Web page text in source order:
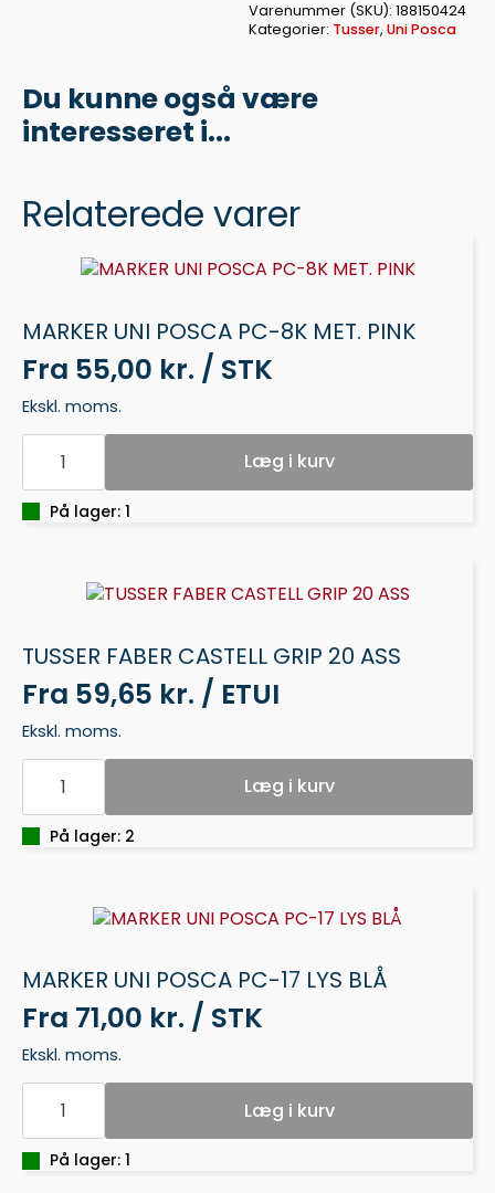
Varenummer (SKU): 188150424
Kategorier: Tusser, Uni Posca
Du kunne også være
interesseret i...
Relaterede varer
MARKER UNI POSCA PC-8K MET. PINK
Fra 55,00 kr. / STK
Ekskl. moms.
MARKER
POSCA
PC-
Læg i kurv
På lager: 1
TUSSER FABER CASTELL GRIP 20 ASS
Fra 59,65 kr. / ETUI
Ekskl. moms.
TUSSER
FABER
CASTELL
GRIP
Læg i kurv
På lager: 2
MARKER UNI POSCA PC-17 LYS BLÅ
Fra 71,00 kr. / STK
Ekskl. moms.
MARKER
POSCA
PC-
17
LYS
Læg i kurv
På lager: 1